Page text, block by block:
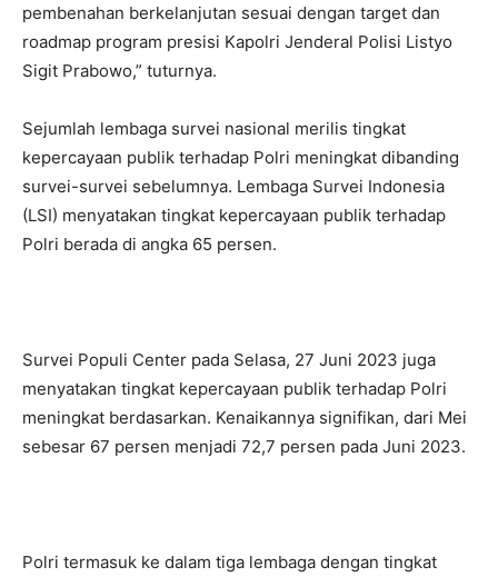
pembenahan berkelanjutan sesuai dengan target dan
roadmap program presisi Kapolri Jenderal Polisi Listyo
Sigit Prabowo,” tuturnya.
Sejumlah lembaga survei nasional merilis tingkat
kepercayaan publik terhadap Polri meningkat dibanding
survei-survei sebelumnya. Lembaga Survei Indonesia
(LSI) menyatakan tingkat kepercayaan publik terhadap
Polri berada di angka 65 persen.
Survei Populi Center pada Selasa, 27 Juni 2023 juga
menyatakan tingkat kepercayaan publik terhadap Polri
meningkat berdasarkan. Kenaikannya signifikan, dari Mei
sebesar 67 persen menjadi 72,7 persen pada Juni 2023.
Polri termasuk ke dalam tiga lembaga dengan tingkat